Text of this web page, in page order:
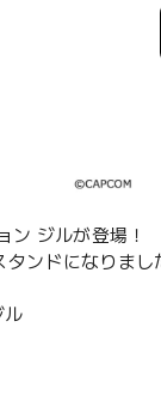
ン ジルが登場！
タンドになりまし
ル